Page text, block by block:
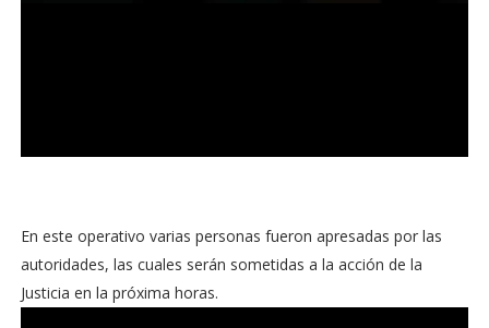
En este operativo varias personas fueron apresadas por las
autoridades, las cuales serán sometidas a la acción de la
Justicia en la próxima horas.